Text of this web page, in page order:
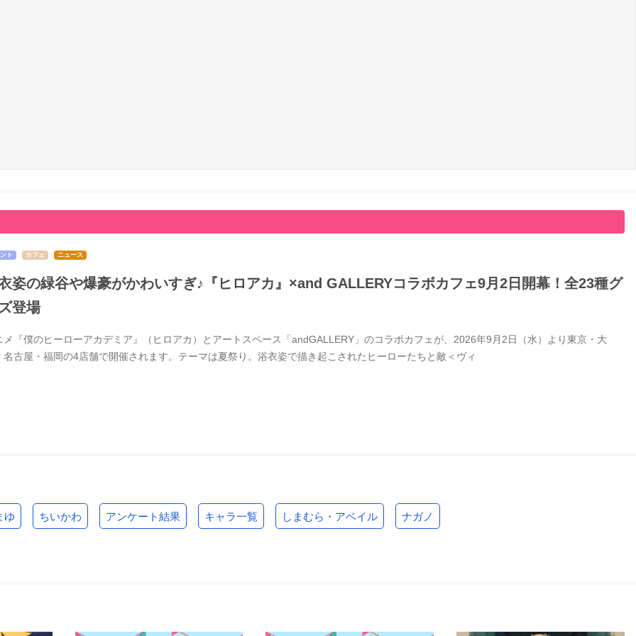
ト カフェ ニュース
姿の緑谷や爆豪がかわいすぎ♪『ヒロアカ』×and GALLERYコラボカフェ9月2日開幕！全23種グ
登場
メ『僕のヒーローアカデミア』（ヒロアカ）とアートスペース「andGALLERY」のコラボカフェが、2026年9月2日（水）より東京・大
名古屋・福岡の4店舗で開催されます。テーマは夏祭り。浴衣姿で描き起こされたヒーローたちと敵＜ヴィ
ゆ ちいかわ アンケート結果 キャラ一覧 しまむら・アベイル ナガノ